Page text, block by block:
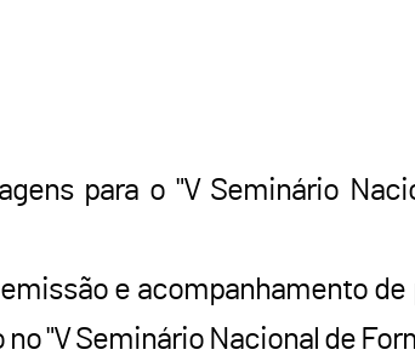
para o "V Seminário
e acompanhamento de
"V Seminário Nacional de